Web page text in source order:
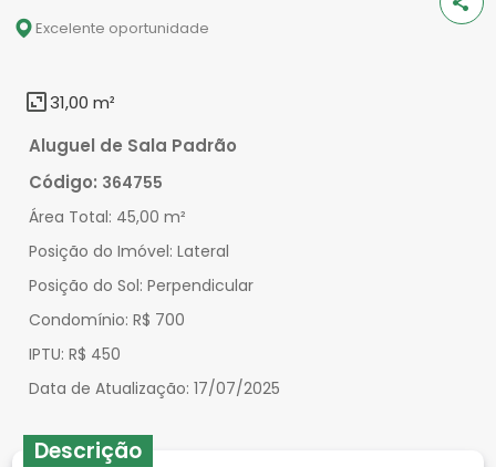
Excelente oportunidade
31,00 m²
Aluguel de Sala Padrão
Código: 364755
Área Total: 45,00 m²
Posição do Imóvel: Lateral
Posição do Sol: Perpendicular
Condomínio: R$ 700
IPTU: R$ 450
Data de Atualização: 17/07/2025
Descrição